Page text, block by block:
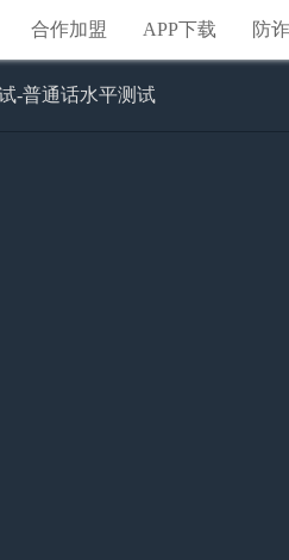
合作加盟 APP下载 防
-普通话水平测试